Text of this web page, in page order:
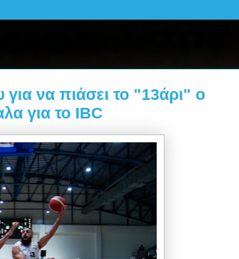
για να πιάσει το "13άρι" ο
για το IBC